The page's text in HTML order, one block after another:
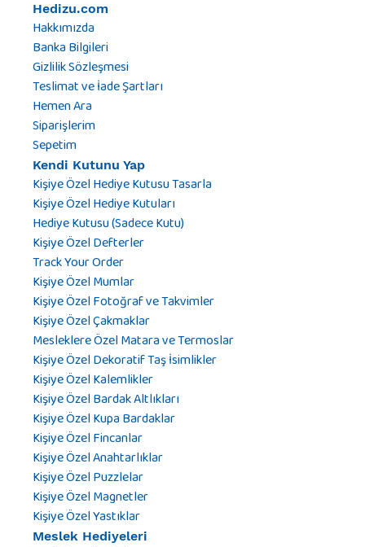
Hedizu.com
Hakkımızda
Banka Bilgileri
Gizlilik Sözleşmesi
Teslimat ve İade Şartları
Hemen Ara
Siparişlerim
Sepetim
Kendi Kutunu Yap
Kişiye Özel Hediye Kutusu Tasarla
Kişiye Özel Hediye Kutuları
Hediye Kutusu (Sadece Kutu)
Kişiye Özel Defterler
Track Your Order
Kişiye Özel Mumlar
Kişiye Özel Fotoğraf ve Takvimler
Kişiye Özel Çakmaklar
Mesleklere Özel Matara ve Termoslar
Kişiye Özel Dekoratif Taş İsimlikler
Kişiye Özel Kalemlikler
Kişiye Özel Bardak Altlıkları
Kişiye Özel Kupa Bardaklar
Kişiye Özel Fincanlar
Kişiye Özel Anahtarlıklar
Kişiye Özel Puzzlelar
Kişiye Özel Magnetler
Kişiye Özel Yastıklar
Meslek Hediyeleri